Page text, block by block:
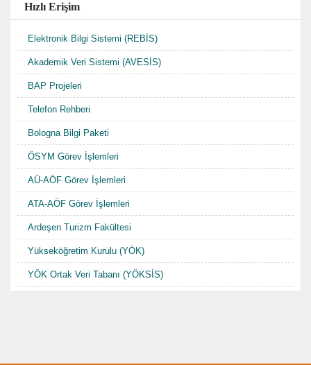
e
b
o
k
e
Hızlı Erişim
Elektronik Bilgi Sistemi (REBİS)
Akademik Veri Sistemi (AVESİS)
BAP Projeleri
Telefon Rehberi
Bologna Bilgi Paketi
ÖSYM Görev İşlemleri
AÜ-AÖF Görev İşlemleri
ATA-AÖF Görev İşlemleri
Ardeşen Turizm Fakültesi
Yükseköğretim Kurulu (YÖK)
YÖK Ortak Veri Tabanı (YÖKSİS)